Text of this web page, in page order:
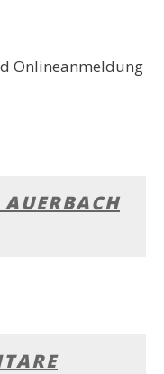
Onlineanmeldung